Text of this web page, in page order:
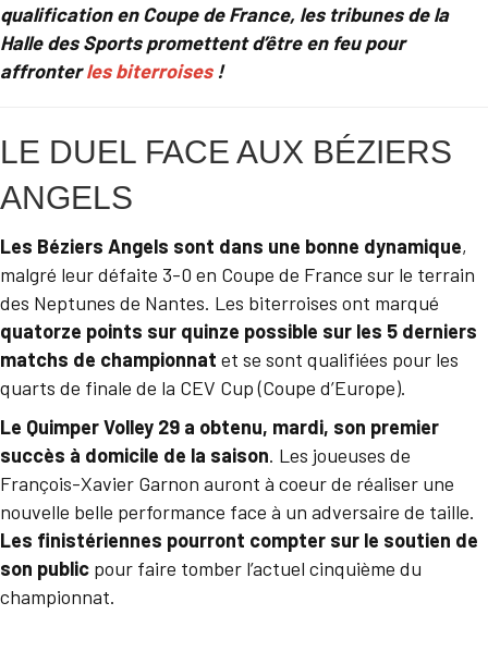
qualification en Coupe de France, les tribunes de la
Halle des Sports promettent d’être en feu pour
affronterles biterroises!
LE DUEL FACE AUX BÉZIERS
ANGELS
Les Béziers Angels sont dans une bonne dynamique,
malgré leur défaite 3-0 en Coupe de France sur le terrain
des Neptunes de Nantes. Les biterroises ont marqué
quatorze points sur quinze possible sur les 5 derniers
matchs de championnat et se sont qualifiées pour les
quarts de finale de la CEV Cup (Coupe d’Europe).
Le Quimper Volley 29 a obtenu, mardi, son premier
succès à domicile de la saison. Les joueuses de
François-Xavier Garnon auront à coeur de réaliser une
nouvelle belle performance face à un adversaire de taille.
Les finistériennes pourront compter sur le soutien de
son public pour faire tomber l’actuel cinquième du
championnat.